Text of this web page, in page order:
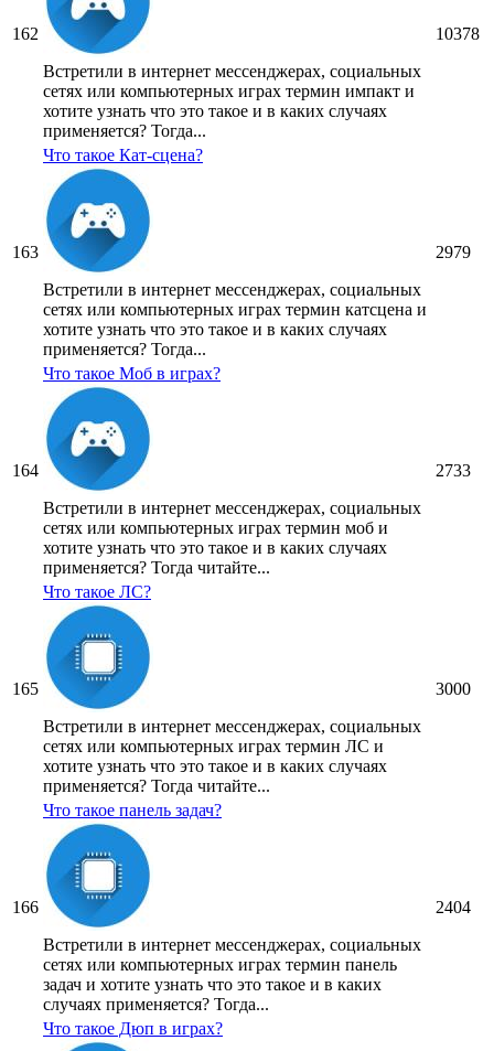
162
Встретили в интернет мессенджерах, социальных
сетях или компьютерных играх термин импакт и
хотите узнать что это такое и в каких случаях
применяется? Тогда...
10378
163
Что такое Кат-сцена?
Встретили в интернет мессенджерах, социальных
сетях или компьютерных играх термин катсцена и
хотите узнать что это такое и в каких случаях
применяется? Тогда...
2979
164
Что такое Моб в играх?
Встретили в интернет мессенджерах, социальных
сетях или компьютерных играх термин моб и
хотите узнать что это такое и в каких случаях
применяется? Тогда читайте...
2733
165
Что такое ЛС?
Встретили в интернет мессенджерах, социальных
сетях или компьютерных играх термин ЛС и
хотите узнать что это такое и в каких случаях
применяется? Тогда читайте...
3000
166
Что такое панель задач?
Встретили в интернет мессенджерах, социальных
сетях или компьютерных играх термин панель
задач и хотите узнать что это такое и в каких
случаях применяется? Тогда...
2404
Что такое Дюп в играх?